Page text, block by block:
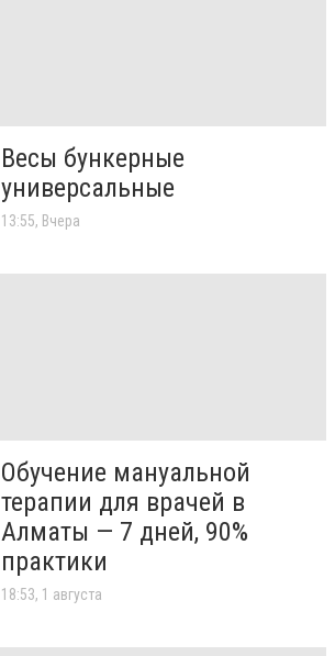
Весы бункерные
универсальные
13:55, Вчера
Обучение мануальной
терапии для врачей в
Алматы — 7 дней, 90%
практики
18:53, 1 августа